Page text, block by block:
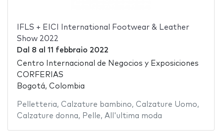
IFLS + EICI International Footwear & Leather
Show 2022
Dal 8 al 11 febbraio 2022
Centro Internacional de Negocios y Exposiciones
CORFERIAS
Bogotá, Colombia
Pelletteria, Calzature bambino, Calzature Uomo,
Calzature donna, Pelle, All'ultima moda